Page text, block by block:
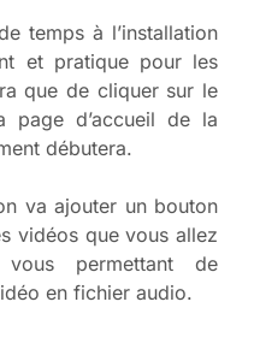
temps à l’installation
et pratique pour les
que de cliquer sur le
d’accueil de la
débutera.
va ajouter un bouton
vidéos que vous allez
permettant de
en fichier audio.